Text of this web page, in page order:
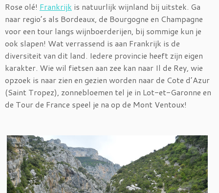
Rose olé! Frankrijk is natuurlijk wijnland bij uitstek. Ga
naar regio’s als Bordeaux, de Bourgogne en Champagne
voor een tour langs wijnboerderijen, bij sommige kun je
ook slapen! Wat verrassend is aan Frankrijk is de
diversiteit van dit land. Iedere provincie heeft zijn eigen
karakter. Wie wil fietsen aan zee kan naar Il de Rey, wie
opzoek is naar zien en gezien worden naar de Cote d’Azur
(Saint Tropez), zonnebloemen tel je in Lot-et-Garonne en
de Tour de France speel je na op de Mont Ventoux!